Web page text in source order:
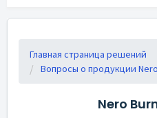
Главная страница решений
Вопросы о продукции Nero
Nero